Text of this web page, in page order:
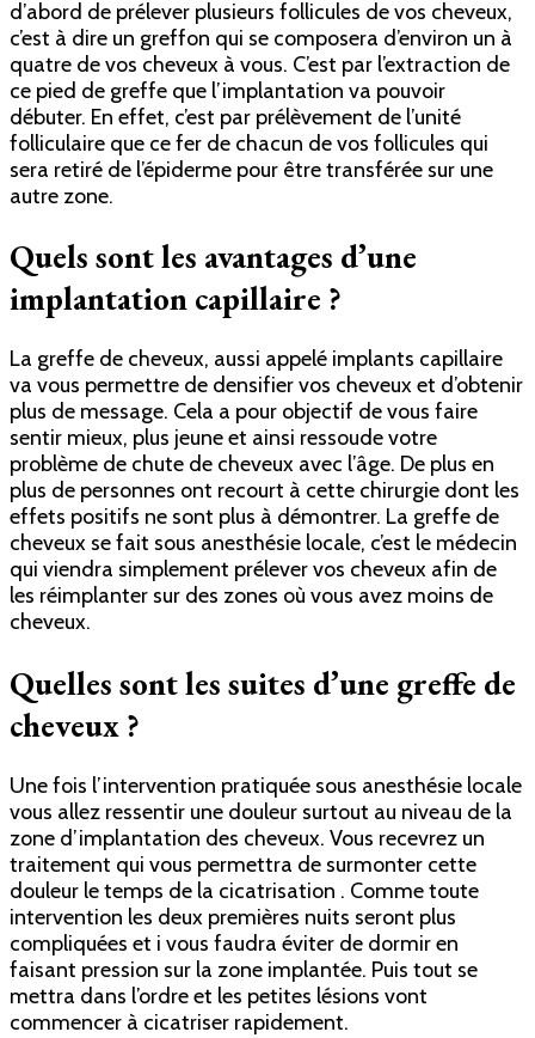
d’abord de prélever plusieurs follicules de vos cheveux,
c’est à dire un greffon qui se composera d’environ un à
quatre de vos cheveux à vous. C’est par l’extraction de
ce pied de greffe que l’implantation va pouvoir
débuter. En effet, c’est par prélèvement de l’unité
folliculaire que ce fer de chacun de vos follicules qui
sera retiré de l’épiderme pour être transférée sur une
autre zone.
Quels sont les avantages d’une
implantation capillaire ?
La greffe de cheveux, aussi appelé implants capillaire
va vous permettre de densifier vos cheveux et d’obtenir
plus de message. Cela a pour objectif de vous faire
sentir mieux, plus jeune et ainsi ressoude votre
problème de chute de cheveux avec l’âge. De plus en
plus de personnes ont recourt à cette chirurgie dont les
effets positifs ne sont plus à démontrer. La greffe de
cheveux se fait sous anesthésie locale, c’est le médecin
qui viendra simplement prélever vos cheveux afin de
les réimplanter sur des zones où vous avez moins de
cheveux.
Quelles sont les suites d’une greffe de
cheveux ?
Une fois l’intervention pratiquée sous anesthésie locale
vous allez ressentir une douleur surtout au niveau de la
zone d’implantation des cheveux. Vous recevrez un
traitement qui vous permettra de surmonter cette
douleur le temps de la cicatrisation . Comme toute
intervention les deux premières nuits seront plus
compliquées et i vous faudra éviter de dormir en
faisant pression sur la zone implantée. Puis tout se
mettra dans l’ordre et les petites lésions vont
commencer à cicatriser rapidement.